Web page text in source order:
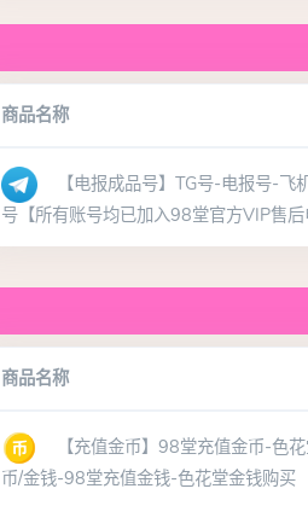
商品名称
【电报成品号】TG号-电报号-
号【所有账号均已加入98堂官方VIP售后
商品名称
【充值金币】98堂充值金币-色
币/金钱-98堂充值金钱-色花堂金钱购买